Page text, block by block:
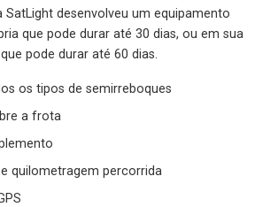
SatLight desenvolveu um equipamento
que pode durar até 30 dias, ou em sua
pode durar até 60 dias.
os tipos de semirreboques
a frota
quilometragem percorrida